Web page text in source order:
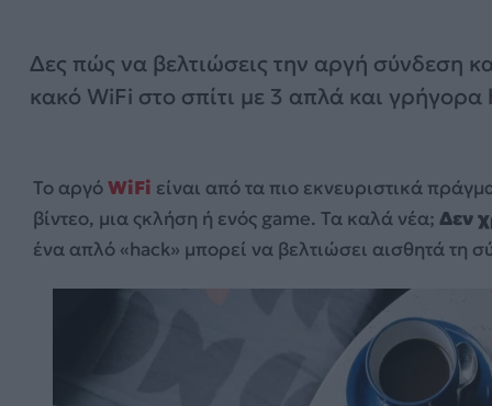
Δες πώς να βελτιώσεις την αργή σύνδεση
κακό WiFi στο σπίτι με 3 απλά και γρήγορα
Το αργόWiFi είναι από τα πιο εκνευριστικά
βίντεο, μια ςκλήση ή ενός game. Τα καλά νέα; Δεν
ένα απλό «hack» μπορεί να βελτιώσει αισθητά τη